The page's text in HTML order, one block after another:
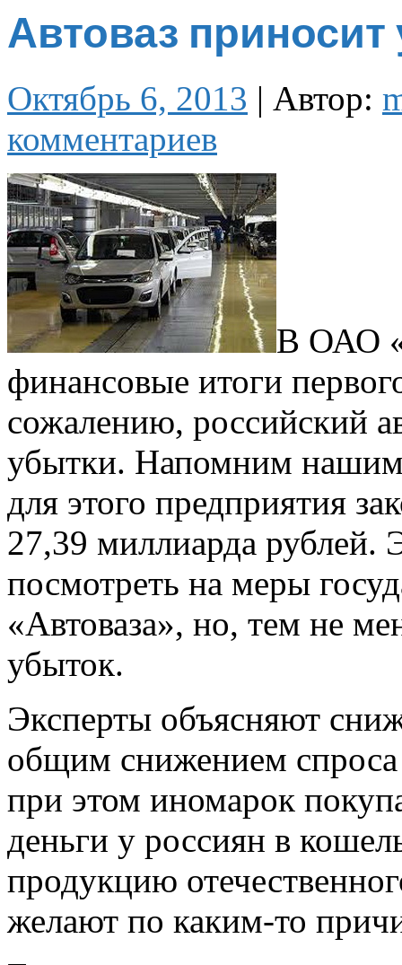
Автоваз приносит
Октябрь 6, 2013 | Автор:
комментариев
В ОАО
финансовые итоги
сожалению, российский
убытки. Напомним
для этого предприятия
27,39 миллиарда рублей.
посмотреть на меры
«Автоваза», но, тем не
убыток.
Эксперты объясняют
общим снижением спроса
при этом иномарок
деньги у россиян в
продукцию
желают по каким-то